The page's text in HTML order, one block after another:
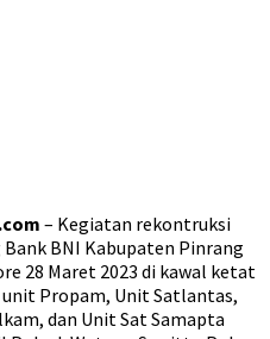
– Kegiatan rekontruksi
BNI Kabupaten Pinrang
28 Maret 2023 di kawal ketat
Propam, Unit Satlantas,
dan Unit Sat Samapta